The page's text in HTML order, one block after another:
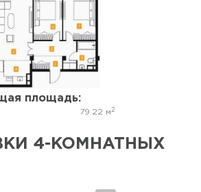
площадь:
79.22 м 2
Да, удалить Отмена
4-КОМНАТНЫХ